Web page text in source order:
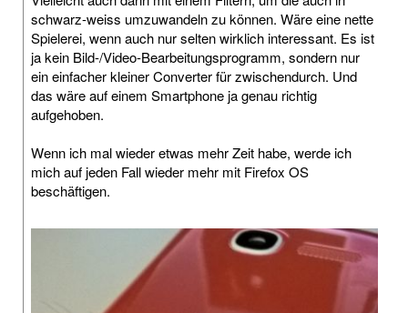
schwarz-weiss umzuwandeln zu können. Wäre eine nette
Spielerei, wenn auch nur selten wirklich interessant. Es ist
ja kein Bild-/Video-Bearbeitungsprogramm, sondern nur
ein einfacher kleiner Converter für zwischendurch. Und
das wäre auf einem Smartphone ja genau richtig
aufgehoben.
Wenn ich mal wieder etwas mehr Zeit habe, werde ich
mich auf jeden Fall wieder mehr mit Firefox OS
beschäftigen.